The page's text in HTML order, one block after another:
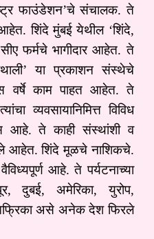
फाउंडेशन’चे संचालक. ते
शिंदे मुंबई येथील ‘शिंदे,
फर्मचे भागीदार आहेत. ते
या प्रकाशन संस्थेचे
वर्षे काम पाहत आहेत. ते
व्यवसायानिमित्त विविध
आहे. ते काही संस्थांशी व
आहेत. शिंदे मूळचे नाशिकचे.
आहे. ते पर्यटनाच्या
दुबई, अमेरिका, युरोप,
असे अनेक देश फिरले